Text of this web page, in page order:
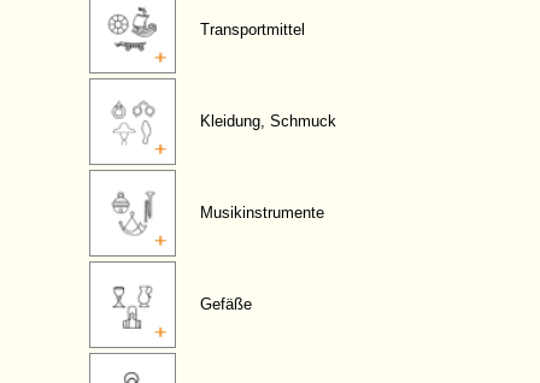
Transportmittel
Kleidung, Schmuck
Musikinstrumente
Gefäße